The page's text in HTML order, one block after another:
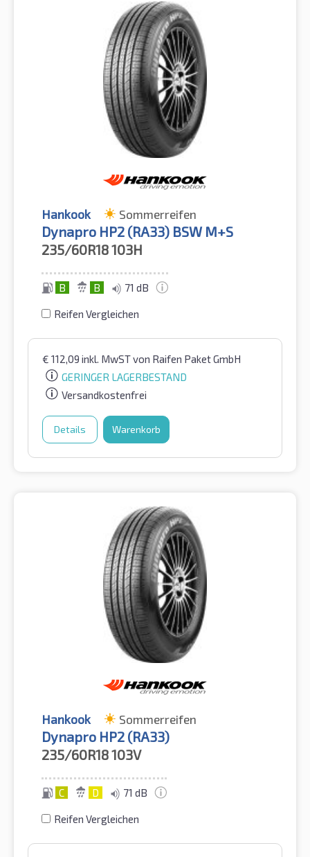
Hankook Sommerreifen
Dynapro HP2 (RA33) BSW M+S
235/60R18103H
B B 71 dB
Reifen Vergleichen
€ 112,09 inkl. MwSTvon Raifen Paket GmbH
GERINGER LAGERBESTAND
Versandkostenfrei
Details Warenkorb
Hankook Sommerreifen
Dynapro HP2 (RA33)
235/60R18103V
C D 71 dB
Reifen Vergleichen